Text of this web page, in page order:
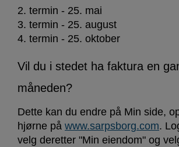
2. termin - 25. mai
3. termin - 25. august
4. termin - 25. oktober
Vil du i stedet ha faktura en
måneden?
Dette kan du endre på Min side,
hjørne på www.sarpsborg.com.
velg deretter "Min eiendom" og